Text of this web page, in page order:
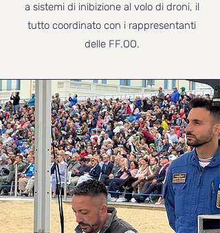
a sistemi di inibizione al volo di droni, il
tutto coordinato con i rappresentanti
delle FF.OO.